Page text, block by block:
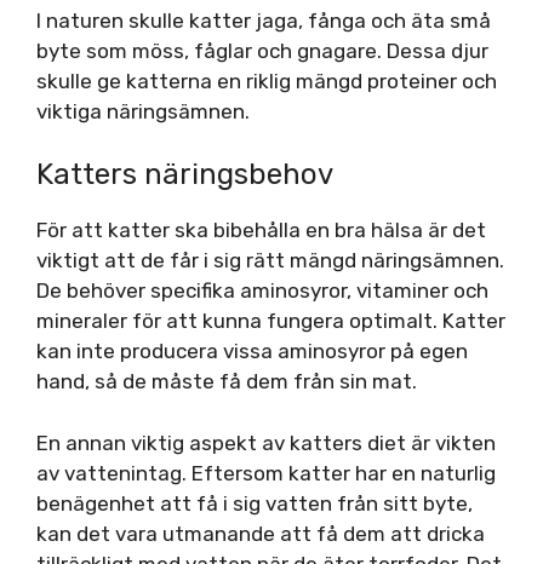
I naturen skulle katter jaga, fånga och äta små
byte som möss, fåglar och gnagare. Dessa djur
skulle ge katterna en riklig mängd proteiner och
viktiga näringsämnen.
Katters näringsbehov
För att katter ska bibehålla en bra hälsa är det
viktigt att de får i sig rätt mängd näringsämnen.
De behöver specifika aminosyror, vitaminer och
mineraler för att kunna fungera optimalt. Katter
kan inte producera vissa aminosyror på egen
hand, så de måste få dem från sin mat.
En annan viktig aspekt av katters diet är vikten
av vattenintag. Eftersom katter har en naturlig
benägenhet att få i sig vatten från sitt byte,
kan det vara utmanande att få dem att dricka